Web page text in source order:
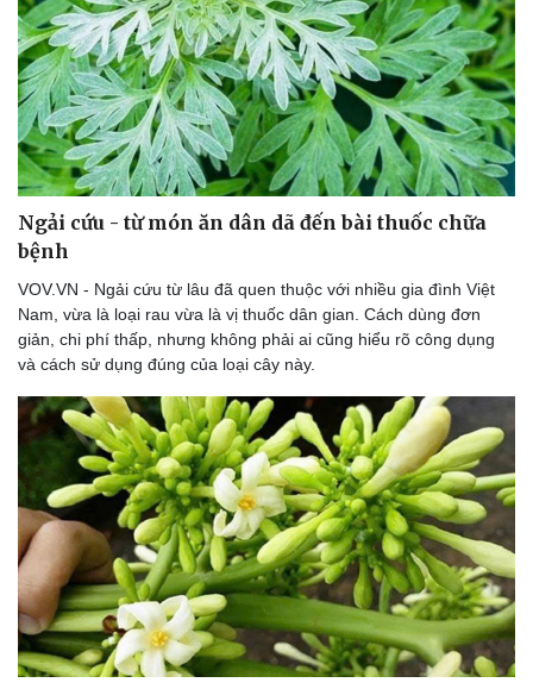
Thể thao
Bóng đá
Lịch thi đấu bóng đá
Thế giới thể thao
eSports
Hậu trường
Ô tô - Xe máy
Ô tô
Xe máy
Tư vấn
Ngải cứu - từ món ăn dân dã đến bài thuốc chữa
bệnh
VOV.VN - Ngải cứu từ lâu đã quen thuộc với nhiều gia đình Việt
Nam, vừa là loại rau vừa là vị thuốc dân gian. Cách dùng đơn
giản, chi phí thấp, nhưng không phải ai cũng hiểu rõ công dụng
và cách sử dụng đúng của loại cây này.